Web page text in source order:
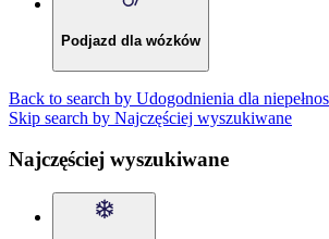
Podjazd dla wózków
Back to search by Udogodnienia dla
Skip search by Najczęściej wyszukiwane
Najczęściej wyszukiwane